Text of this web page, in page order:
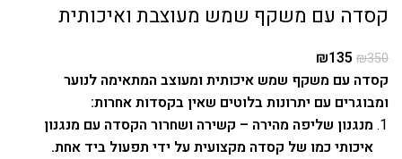
קסדה עם משקף שמש מעוצבת ואיכותית
₪350
₪135
קסדה עם משקף שמש איכותית ומעוצב המתאימה לנוער
ומבוגרים עם יתרונות בלוטים שאין בקסדות אחרות:
מנגנון שליפה מהירה – קשירה ושחרור הקסדה עם מנגנון
איכותי כמו של קסדה מקצועית על ידי תפעול ביד אחת.